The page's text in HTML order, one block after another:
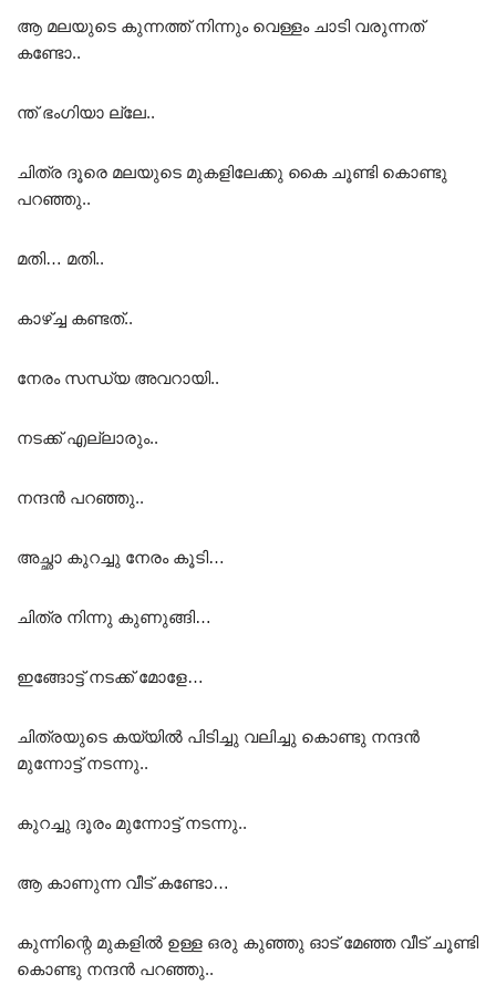
ആ മലയുടെ കുന്നത്ത് നിന്നും വെള്ളം ചാടി വരുന്നത്
കണ്ടോ..
ന്ത് ഭംഗിയാ ല്ലേ..
ചിത്ര ദൂരെ മലയുടെ മുകളിലേക്കു കൈ ചൂണ്ടി കൊണ്ടു
പറഞ്ഞു..
മതി… മതി..
കാഴ്ച്ച കണ്ടത്..
നേരം സന്ധ്യ അവറായി..
നടക്ക് എല്ലാരും..
നന്ദൻ പറഞ്ഞു..
അച്ഛാ കുറച്ചു നേരം കൂടി…
ചിത്ര നിന്നു കുണുങ്ങി…
ഇങ്ങോട്ട് നടക്ക് മോളേ…
ചിത്രയുടെ കയ്യിൽ പിടിച്ചു വലിച്ചു കൊണ്ടു നന്ദൻ
മുന്നോട്ട് നടന്നു..
കുറച്ചു ദൂരം മുന്നോട്ട് നടന്നു..
ആ കാണുന്ന വീട് കണ്ടോ…
കുന്നിന്റെ മുകളിൽ ഉള്ള ഒരു കുഞ്ഞു ഓട് മേഞ്ഞ വീട് ചൂണ്ടി
കൊണ്ടു നന്ദൻ പറഞ്ഞു..